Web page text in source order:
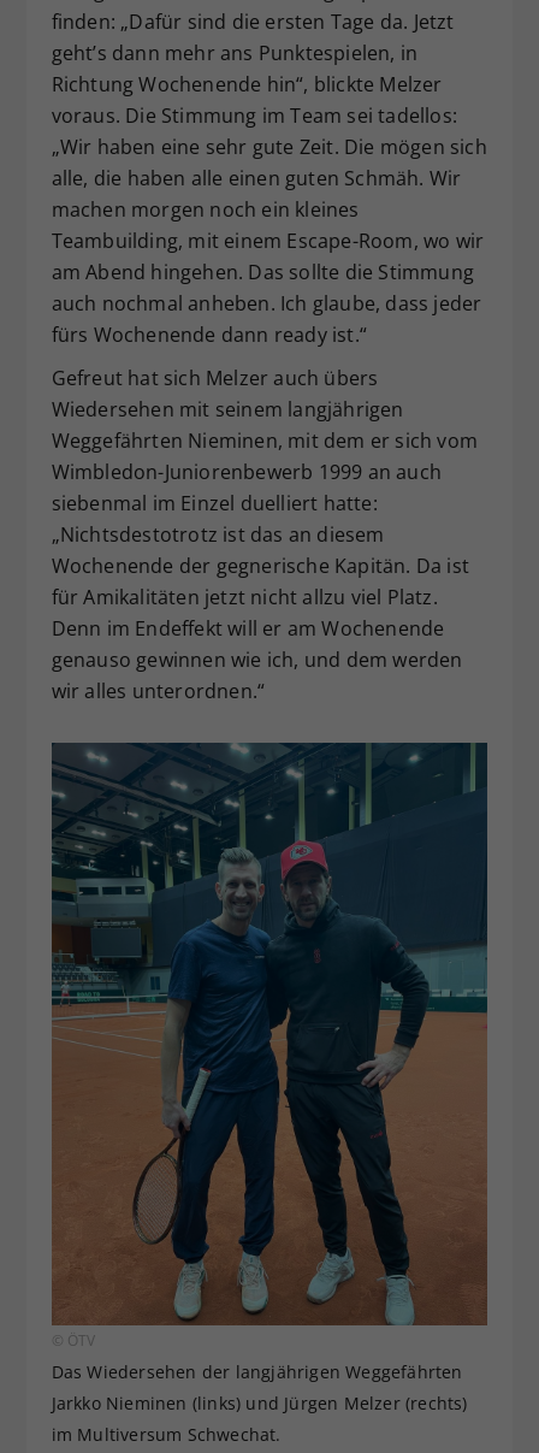
finden: „Dafür sind die ersten Tage da. Jetzt
geht’s dann mehr ans Punktespielen, in
Richtung Wochenende hin“, blickte Melzer
voraus. Die Stimmung im Team sei tadellos:
„Wir haben eine sehr gute Zeit. Die mögen sich
alle, die haben alle einen guten Schmäh. Wir
machen morgen noch ein kleines
Teambuilding, mit einem Escape-Room, wo wir
am Abend hingehen. Das sollte die Stimmung
auch nochmal anheben. Ich glaube, dass jeder
fürs Wochenende dann ready ist.“
Gefreut hat sich Melzer auch übers
Wiedersehen mit seinem langjährigen
Weggefährten Nieminen, mit dem er sich vom
Wimbledon-Juniorenbewerb 1999 an auch
siebenmal im Einzel duelliert hatte:
„Nichtsdestotrotz ist das an diesem
Wochenende der gegnerische Kapitän. Da ist
für Amikalitäten jetzt nicht allzu viel Platz.
Denn im Endeffekt will er am Wochenende
genauso gewinnen wie ich, und dem werden
wir alles unterordnen.“
© ÖTV
Das Wiedersehen der langjährigen Weggefährten
Jarkko Nieminen (links) und Jürgen Melzer (rechts)
im Multiversum Schwechat.